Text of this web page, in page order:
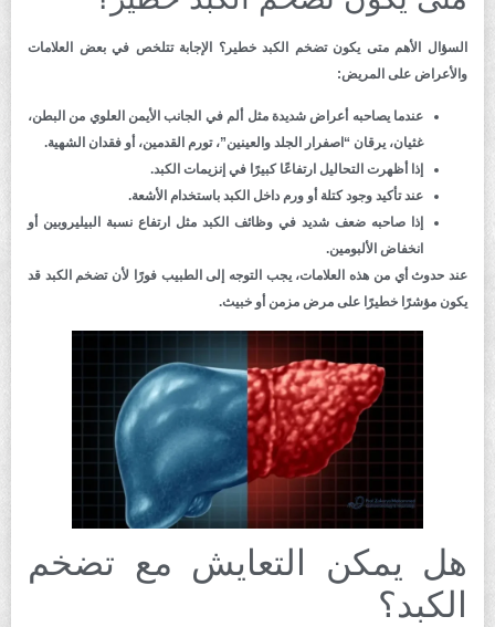
السؤال الأهم متى يكون تضخم الكبد خطير؟ الإجابة تتلخص في بعض العلامات
والأعراض على المريض:
عندما يصاحبه أعراض شديدة مثل ألم في الجانب الأيمن العلوي من البطن،
غثيان، يرقان “اصفرار الجلد والعينين”، تورم القدمين، أو فقدان الشهية.
إذا أظهرت التحاليل ارتفاعًا كبيرًا في إنزيمات الكبد.
عند تأكيد وجود كتلة أو ورم داخل الكبد باستخدام الأشعة.
إذا صاحبه ضعف شديد في وظائف الكبد مثل ارتفاع نسبة البيليروبين أو
انخفاض الألبومين.
عند حدوث أي من هذه العلامات، يجب التوجه إلى الطبيب فورًا لأن تضخم الكبد قد
يكون مؤشرًا خطيرًا على مرض مزمن أو خبيث.
هل يمكن التعايش مع تضخم
الكبد؟